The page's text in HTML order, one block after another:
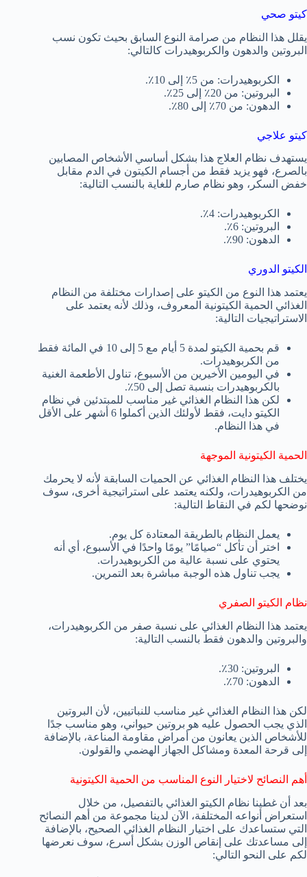
كيتو صحي
يقلل هذا النظام من صرامة النوع السابق بحيث تكون نسب
البروتين والدهون والكربوهيدرات كالتالي:
الكربوهيدرات: من 5٪ إلى 10٪.
البروتين: من 20٪ إلى 25٪.
الدهون: من 70٪ إلى 80٪.
كيتو علاجي
يستهدف نظام العلاج هذا بشكل أساسي الأشخاص المصابين
بالصرع، فهو يزيد فقط من أجسام الكيتون في الدم مقابل
خفض السكر، وهو نظام صارم للغاية بالنسب التالية:
الكربوهيدرات: 4٪.
البروتين: 6٪.
الدهون: 90٪.
الكيتو الدوري
يعتمد هذا النوع من الكيتو على إصدارات مختلفة من النظام
الغذائي الحمية الكيتونية المعروف، وذلك لأنه يعتمد على
الاستراتيجيات التالية:
قم بحمية الكيتو لمدة 5 أيام مع 5 إلى 10 في المائة فقط
من الكربوهيدرات.
في اليومين الأخيرين من الأسبوع، تناول الأطعمة الغنية
بالكربوهيدرات بنسبة تصل إلى 50٪.
لكن هذا النظام الغذائي غير مناسب للمبتدئين في نظام
الكيتو دايت، فقط لأولئك الذين أكملوا 6 أشهر على الأقل
في هذا النظام.
الحمية الكيتونية الموجهة
يختلف هذا النظام الغذائي عن الحميات السابقة لأنه لا يحرمك
من الكربوهيدرات، ولكنه يعتمد على استراتيجية أخرى، سوف
نوضحها لكم في النقاط التالية:
يعمل النظام بالطريقة المعتادة كل يوم.
اختر أن تأكل “صيامًا” يومًا واحدًا في الأسبوع، أي أنه
يحتوي على نسبة عالية من الكربوهيدرات.
يجب تناول هذه الوجبة مباشرة بعد التمرين.
نظام الكيتو الصفري
يعتمد هذا النظام الغذائي على نسبة صفر من الكربوهيدرات،
والبروتين والدهون فقط بالنسب التالية:
البروتين: 30٪.
الدهون: 70٪.
لكن هذا النظام الغذائي غير مناسب للنباتيين، لأن البروتين
الذي يجب الحصول عليه هو بروتين حيواني، وهو مناسب جدًا
للأشخاص الذين يعانون من أمراض مقاومة المناعة، بالإضافة
إلى قرحة المعدة ومشاكل الجهاز الهضمي والقولون.
أهم النصائح لاختيار النوع المناسب من الحمية الكيتونية
بعد أن غطينا نظام الكيتو الغذائي بالتفصيل، من خلال
استعراض أنواعه المختلفة، الآن لدينا مجموعة من أهم النصائح
التي ستساعدك على اختيار النظام الغذائي الصحيح، بالإضافة
إلى مساعدتك على إنقاص الوزن بشكل أسرع، سوف نعرضها
لكم على النحو التالي: